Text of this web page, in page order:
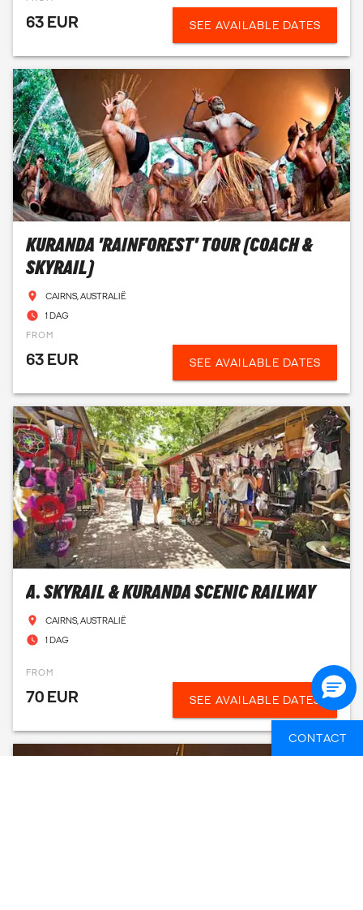
63 EUR SEE AVAILABLE DATES
KURANDA 'RAINFOREST' TOUR (COACH &
SKYRAIL)
CAIRNS, AUSTRALIË
1 DAG
FROM
63 EUR SEE AVAILABLE DATES
A. SKYRAIL & KURANDA SCENIC RAILWAY
CAIRNS, AUSTRALIË
1 DAG
FROM
70 EUR SEE AVAILABLE DATES
CONTACT